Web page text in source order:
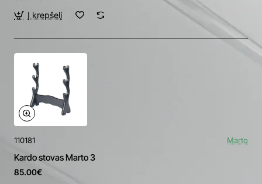
Į krepšelį
110181 Marto
Kardo stovas Marto 3
85.00€